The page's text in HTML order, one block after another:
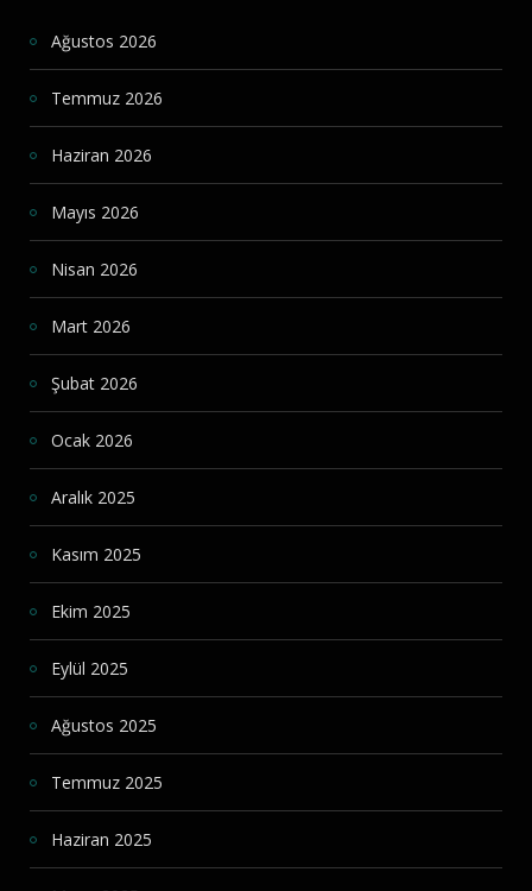
Ağustos 2026
Temmuz 2026
Haziran 2026
Mayıs 2026
Nisan 2026
Mart 2026
Şubat 2026
Ocak 2026
Aralık 2025
Kasım 2025
Ekim 2025
Eylül 2025
Ağustos 2025
Temmuz 2025
Haziran 2025